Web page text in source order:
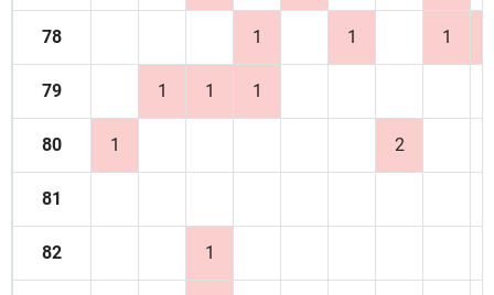
78 1 1 1
79 1 1 1
80 1 2
81
82 1